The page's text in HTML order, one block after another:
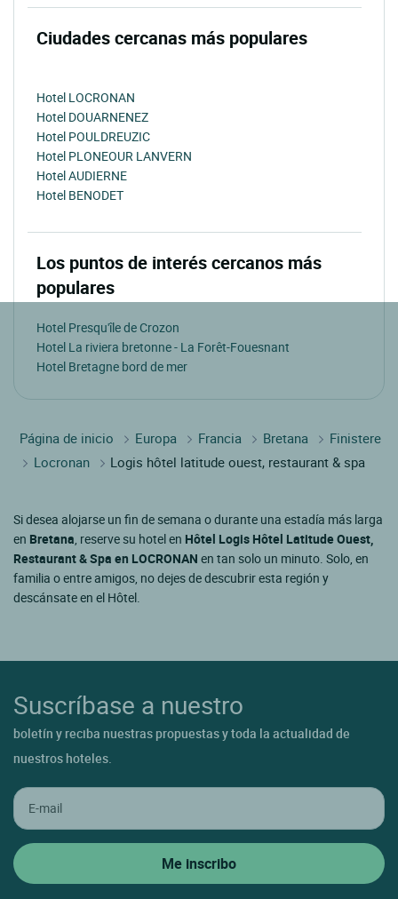
Ciudades cercanas más populares
Hotel LOCRONAN
Hotel DOUARNENEZ
Hotel POULDREUZIC
Hotel PLONEOUR LANVERN
Hotel AUDIERNE
Hotel BENODET
Los puntos de interés cercanos más
populares
Hotel Presqu'île de Crozon
Hotel La riviera bretonne - La Forêt-Fouesnant
Hotel Bretagne bord de mer
Página de inicio Europa Francia Bretana
Finistere
Locronan
Logis hôtel latitude ouest, restaurant & spa
Si desea alojarse un fin de semana o durante una estadía más larga
en Bretana , reserve su hotel en Hôtel Logis Hôtel Latitude Ouest,
Restaurant & Spa en LOCRONAN en tan solo un minuto. Solo, en
familia o entre amigos, no dejes de descubrir esta región y
descánsate en el Hôtel.
Suscríbase a nuestro
boletín y reciba nuestras propuestas y toda la actualidad de
nuestros hoteles.